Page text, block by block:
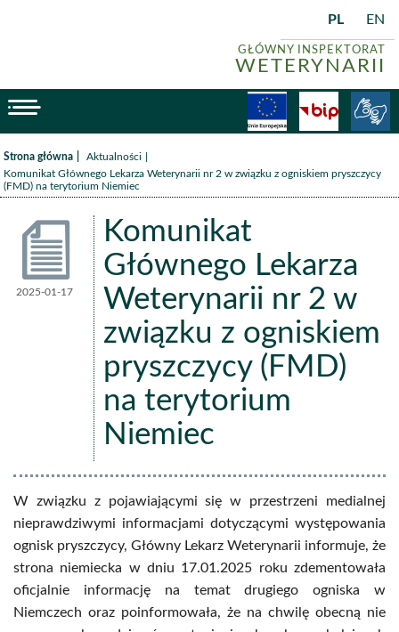
GŁÓWNY INSPEKTORAT
WETERYNARII
PL EN
BiP
Strona główna /Aktualności
Komunikat Głównego Lekarza Weterynarii nr 2 w związku z ogniskiem pryszczycy
(FMD) na terytorium Niemiec
Komunikat
Głównego Lekarza
Weterynarii nr 2 w
związku z ogniskiem
pryszczycy (FMD)
na terytorium
Niemiec
Aktualności
2025-01-17
W związku z pojawiającymi się w przestrzeni medialnej
nieprawdziwymi informacjami dotyczącymi występowania
ognisk pryszczycy, Główny Lekarz Weterynarii informuje, że
strona niemiecka w dniu 17.01.2025 roku zdementowała
oficjalnie informację na temat drugiego ogniska w
Niemczech oraz poinformowała, że na chwilę obecną nie